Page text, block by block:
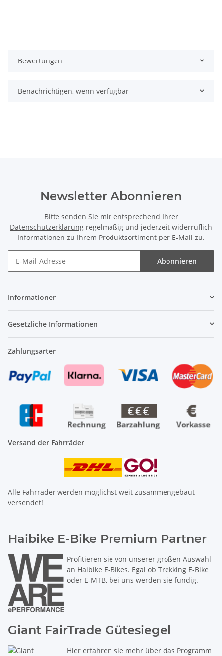
Bewertungen
Benachrichtigen, wenn verfügbar
Newsletter Abonnieren
Bitte senden Sie mir entsprechend Ihrer
Datenschutzerklärung regelmäßig und jederzeit widerruflich
Informationen zu Ihrem Produktsortiment per E-Mail zu.
Abonnieren
Informationen
Gesetzliche Informationen
Zahlungsarten
Versand der Fahrräder
Alle Fahrräder werden möglichst weit zusammengebaut
versendet!
Haibike E-Bike Premium Partner
Profitieren sie von unserer großen Auswahl
an Haibike E-Bikes. Egal ob Trekking E-Bike
oder E-MTB, bei uns werden sie fündig.
Giant FairTrade Gütesiegel
Hier erfahren sie mehr über das Programm